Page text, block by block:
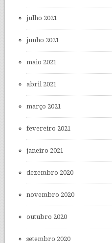
julho 2021
junho 2021
maio 2021
abril 2021
março 2021
fevereiro 2021
janeiro 2021
dezembro 2020
novembro 2020
outubro 2020
setembro 2020